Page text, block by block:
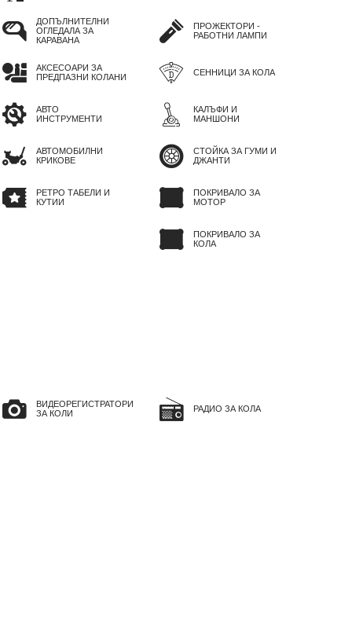
ДОПЪЛНИТЕЛНИ
ОГЛЕДАЛА ЗА
КАРАВАНА
АКСЕСОАРИ ЗА
ПРЕДПАЗНИ КОЛАНИ
АВТО
ИНСТРУМЕНТИ
АВТОМОБИЛНИ
КРИКОВЕ
РЕТРО ТАБЕЛИ И
КУТИИ
ПРОЖЕКТОРИ -
РАБОТНИ ЛАМПИ
СЕННИЦИ ЗА КОЛА
КАЛЪФИ И
МАНШОНИ
СТОЙКА ЗА ГУМИ И
ДЖАНТИ
ПОКРИВАЛО ЗА
МОТОР
ПОКРИВАЛО ЗА
КОЛА
ВИДЕОРЕГИСТРАТОРИ
ЗА КОЛИ
РАДИО ЗА КОЛА